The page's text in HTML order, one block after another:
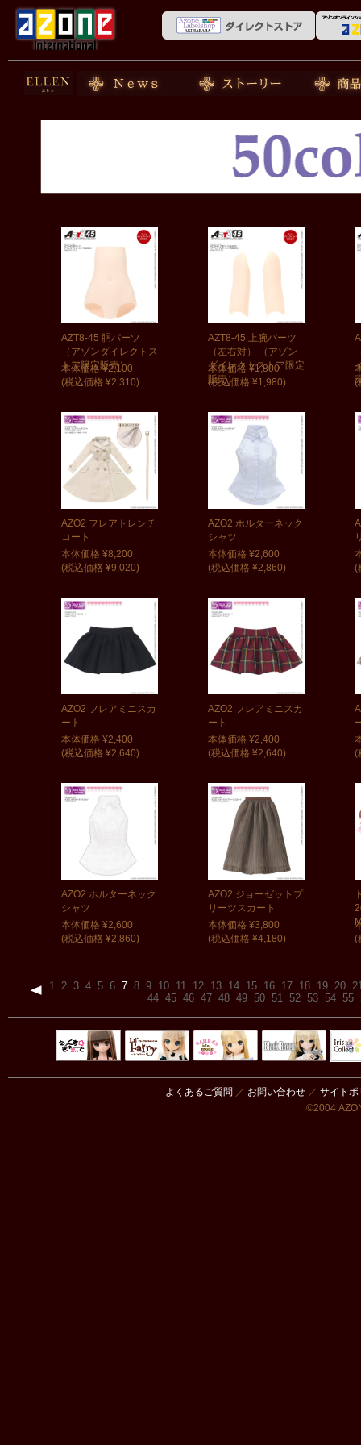
AZT8-45 胴パーツ
（アゾンダイレクトス
トア限定販売）
本体価格 ¥2,100
(税込価格 ¥2,310)
AZT8-45 上腕パーツ
（左右対） （アゾン
ダイレクトストア限定
販売）
本体価格 ¥1,800
(税込価格 ¥1,980)
(
AZO2 フレアトレンチ
コート
本体価格 ¥8,200
(税込価格 ¥9,020)
AZO2 ホルターネック
シャツ
本体価格 ¥2,600
(税込価格 ¥2,860)
(
AZO2 フレアミニスカ
ート
本体価格 ¥2,400
(税込価格 ¥2,640)
AZO2 フレアミニスカ
ート
本体価格 ¥2,400
(税込価格 ¥2,640)
(
AZO2 ホルターネック
シャツ
本体価格 ¥2,600
(税込価格 ¥2,860)
AZO2 ジョーゼットプ
リーツスカート
本体価格 ¥3,800
(税込価格 ¥4,180)
(
1 2 3 4 5 6 7 8 9 10 11 12 13 14 15 16 17 18 19 20
44 45 46 47 48 49 50 51 52 53 54 55
よくあるご質問 ／ お問い合わせ ／ サイトポ
©2004